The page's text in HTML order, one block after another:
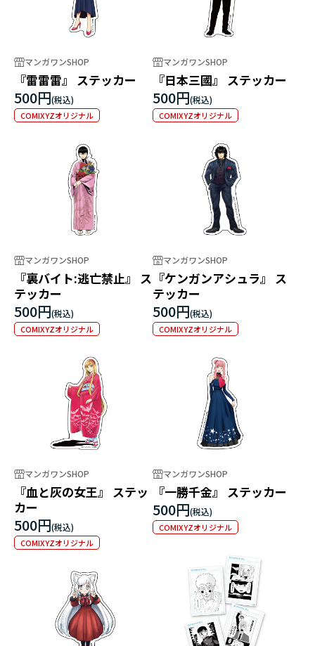
マンガワンSHOP
『雷雷雷』 ステッカー
500円
COMIXYZオリジナル
マンガワンSHOP
『日本三國』 ステッカー
500円
COMIXYZオリジナル
マンガワンSHOP
『裏バイト:逃亡禁止』 ス
テッカー
500円
COMIXYZオリジナル
マンガワンSHOP
『ケンガンアシュラ』 ス
テッカー
500円
COMIXYZオリジナル
マンガワンSHOP
『血と灰の女王』 ステッ
カー
500円
COMIXYZオリジナル
マンガワンSHOP
『一勝千金』 ステッカー
500円
COMIXYZオリジナル